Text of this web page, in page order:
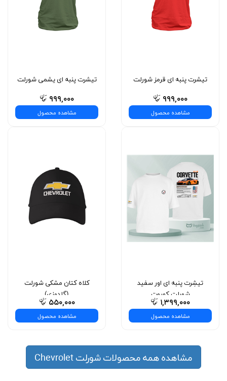
تیشرت پنبه ای یشمی شورلت
۹۹۹,۰۰۰
مشاهده محصول
تیشرت پنبه ای قرمز شورلت
۹۹۹,۰۰۰
مشاهده محصول
کلاه کتان مشکی شورلت
(گلدوزی)
۵۵۰,۰۰۰
مشاهده محصول
تیشِرت پنبه ای اور سفید
شورلت کوروت
۱,۳۹۹,۰۰۰
مشاهده محصول
مشاهده همه محصولات شورلت Chevrolet